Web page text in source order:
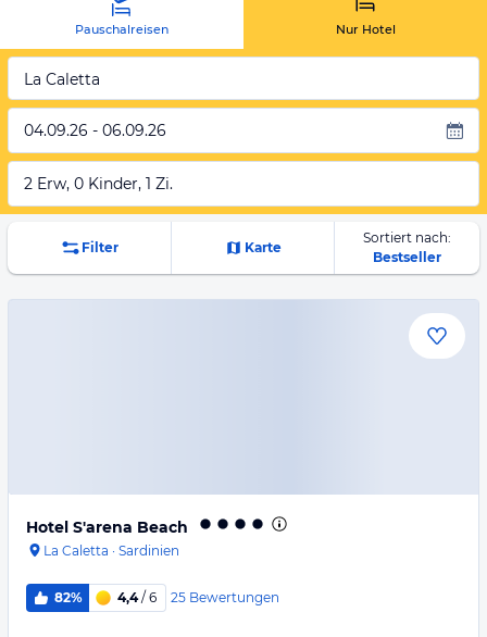
Pauschalreisen Nur Hotel
La Caletta
04.09.26 - 06.09.26
2 Erw, 0 Kinder, 1 Zi.
Filter Karte
Sortiert nach:
Bestseller
Hotel S'arena Beach
La Caletta · Sardinien
82% 4,4/ 6 25 Bewertungen